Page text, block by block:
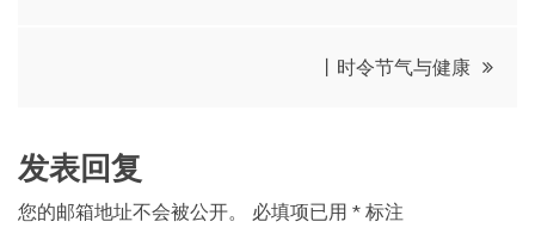
航
丨时令节气与健康
发表回复
您的邮箱地址不会被公开。 必填项已用 * 标注